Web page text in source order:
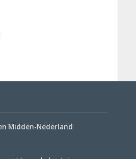
Midden-Nederland